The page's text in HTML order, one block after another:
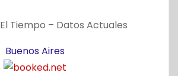
El Tiempo – Datos Actuales
Buenos Aires